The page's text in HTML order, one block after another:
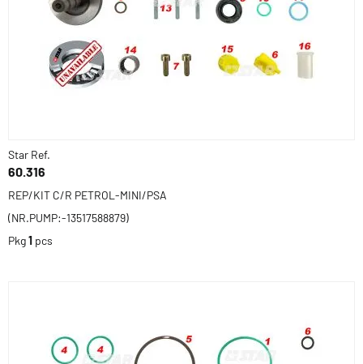
Star Ref.
60.316
REP/KIT C/R PETROL-MINI/PSA
(NR.PUMP:-13517588879)
Pkg1 pcs